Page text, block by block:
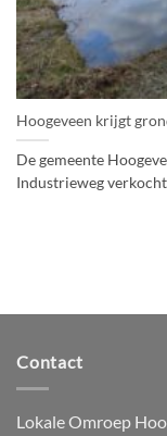
Hoogeveen krijgt
De gemeente
Industrieweg
Contact
Lokale Omroep